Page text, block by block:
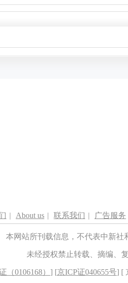
| About us | 联系我们 | 广告服务
本网站所刊载信息，不代表中新
未经授权禁止转载、摘编、
（0106168） ] [京ICP证040655号] [